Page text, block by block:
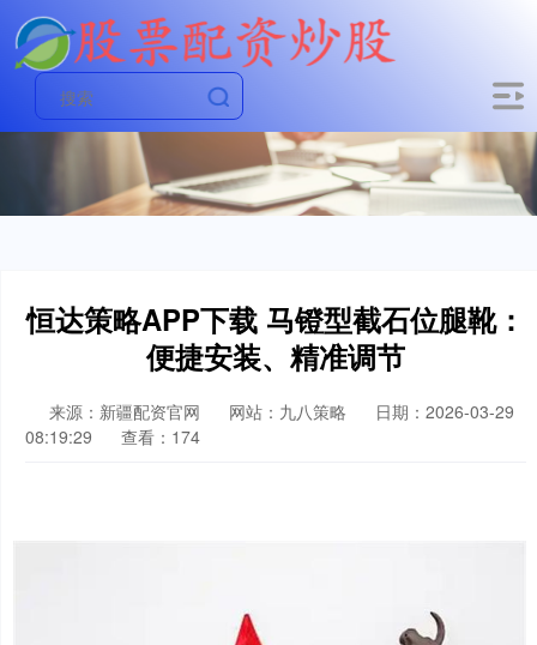
恒达策略APP下载 马镫型截石位腿靴：
便捷安装、精准调节
来源：新疆配资官网 网站：九八策略
日期：2026-03-29
08:19:29
查看：174